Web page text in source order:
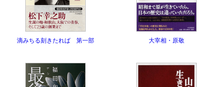
滴みちる刻きたれば 第一部 大宰相・原敬